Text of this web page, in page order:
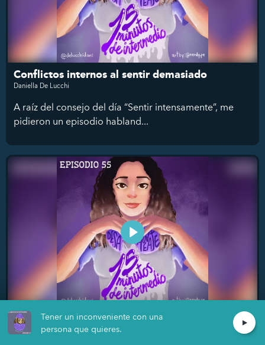
Conflictos internos al sentir demasiado
Daniella De Lucchi
A raíz del consejo del día “Sentir intensamente”, me
pidieron un episodio habland...
Establecer límites
Daniella De Lucchi
Tener un inconveniente con una
persona que quieres.